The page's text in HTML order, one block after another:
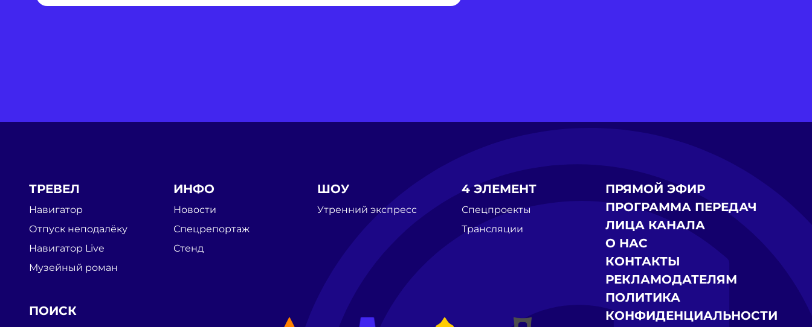
ТРЕВЕЛ
Навигатор
Отпуск неподалёку
Навигатор Live
Музейный роман
ИНФО
Новости
Спецрепортаж
Стенд
ШОУ
Утренний экспресс
4 ЭЛЕМЕНТ
Спецпроекты
Трансляции
ПОИСК
ПРЯМОЙ ЭФИР
ПРОГРАММА ПЕРЕДАЧ
ЛИЦА КАНАЛА
О НАС
КОНТАКТЫ
РЕКЛАМОДАТЕЛЯМ
ПОЛИТИКА
КОНФИДЕНЦИАЛЬНОСТИ